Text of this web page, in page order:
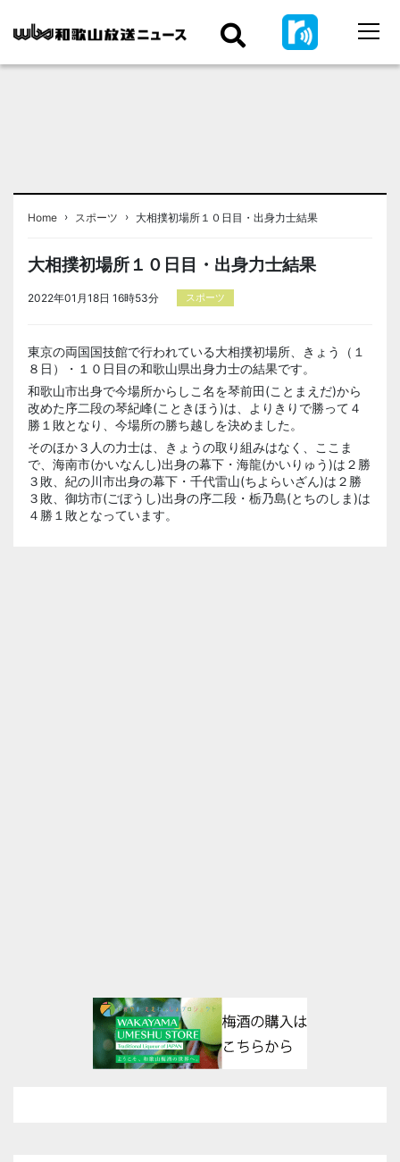
Home › スポーツ › 大相撲初場所１０日目・出身力士結果
大相撲初場所１０日目・出身力士結果
2022年01月18日 16時53分 スポーツ
東京の両国国技館で行われている大相撲初場所、きょう（１
８日）・１０日目の和歌山県出身力士の結果です。
和歌山市出身で今場所からしこ名を琴前田(ことまえだ)から
改めた序二段の琴紀峰(こときほう)は、よりきりで勝って４
勝１敗となり、今場所の勝ち越しを決めました。
そのほか３人の力士は、きょうの取り組みはなく、ここま
で、海南市(かいなんし)出身の幕下・海龍(かいりゅう)は２勝
３敗、紀の川市出身の幕下・千代雷山(ちよらいざん)は２勝
３敗、御坊市(ごぼうし)出身の序二段・栃乃島(とちのしま)は
４勝１敗となっています。